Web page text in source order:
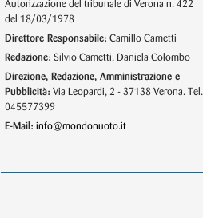
Autorizzazione del tribunale di Verona n. 422
del 18/03/1978
Direttore Responsabile: Camillo Cametti
Redazione: Silvio Cametti, Daniela Colombo
Direzione, Redazione, Amministrazione e
Pubblicità: Via Leopardi, 2 - 37138 Verona. Tel.
045577399
E-Mail: info@mondonuoto.it